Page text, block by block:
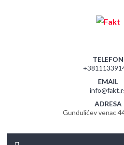
TELEFON
EMAIL
ADRESA
Gundulićev venac